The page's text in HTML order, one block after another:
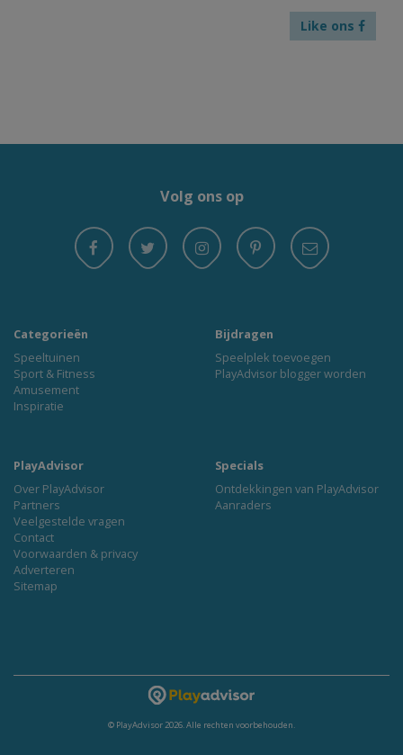
Like ons
Volg ons op
Categorieën
Speeltuinen
Sport & Fitness
Amusement
Inspiratie
Bijdragen
Speelplek toevoegen
PlayAdvisor blogger worden
PlayAdvisor
Over PlayAdvisor
Partners
Veelgestelde vragen
Contact
Voorwaarden & privacy
Adverteren
Sitemap
Specials
Ontdekkingen van PlayAdvisor
Aanraders
© PlayAdvisor 2026. Alle rechten voorbehouden.